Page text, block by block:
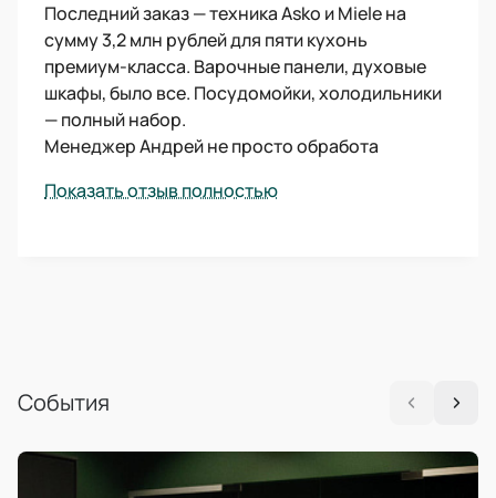
Последний заказ — техника Asko и Miele на
сумму 3,2 млн рублей для пяти кухонь
премиум-класса. Варочные панели, духовые
шкафы, было все. Посудомойки, холодильники
— полный набор.
Менеджер Андрей не просто обработа
Показать отзыв полностью
События